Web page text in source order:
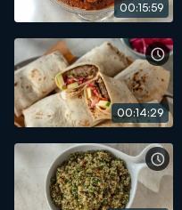
00:15:59
00:14:29